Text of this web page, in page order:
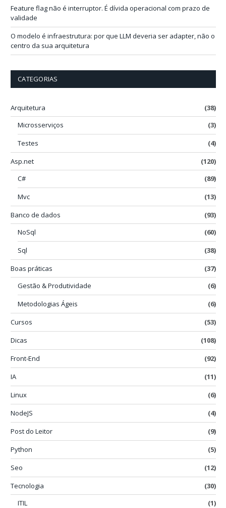
Feature flag não é interruptor. É dívida operacional com prazo de
validade
O modelo é infraestrutura: por que LLM deveria ser adapter, não o
centro da sua arquitetura
CATEGORIAS
Arquitetura
(38)
Microsserviços
(3)
Testes
(4)
Asp.net
(120)
C#
(89)
Mvc
(13)
Banco de dados
(93)
NoSql
(60)
Sql
(38)
Boas práticas
(37)
Gestão & Produtividade
(6)
Metodologias Ágeis
(6)
Cursos
(53)
Dicas
(108)
Front-End
(92)
IA
(11)
Linux
(6)
NodeJS
(4)
Post do Leitor
(9)
Python
(5)
Seo
(12)
Tecnologia
(30)
ITIL
(1)